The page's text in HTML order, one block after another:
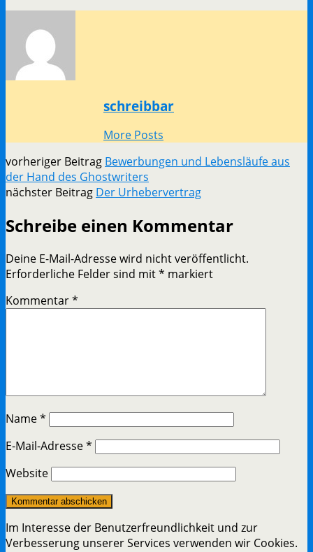
schreibbar
More Posts
vorheriger Beitrag Bewerbungen und Lebensläufe aus
der Hand des Ghostwriters
nächster Beitrag Der Urhebervertrag
Schreibe einen Kommentar
Deine E-Mail-Adresse wird nicht veröffentlicht.
Erforderliche Felder sind mit* markiert
Kommentar*
Name*
E-Mail-Adresse*
Website
Im Interesse der Benutzerfreundlichkeit und zur
Verbesserung unserer Services verwenden wir Cookies.